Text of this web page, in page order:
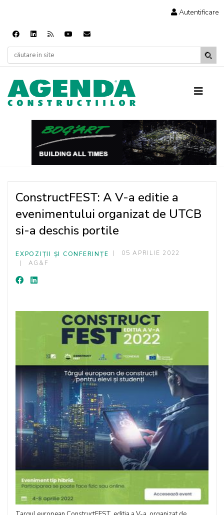
Autentificare
ConstructFEST: A V-a editie a
evenimentului organizat de UTCB
si-a deschis portile
EXPOZIȚII ȘI CONFERINȚE
05 APRILIE 2022
AG&F